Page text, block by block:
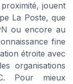
jouent
La Poste, que
ou encore au
fine
étroite avec
organisations
Pour mieux